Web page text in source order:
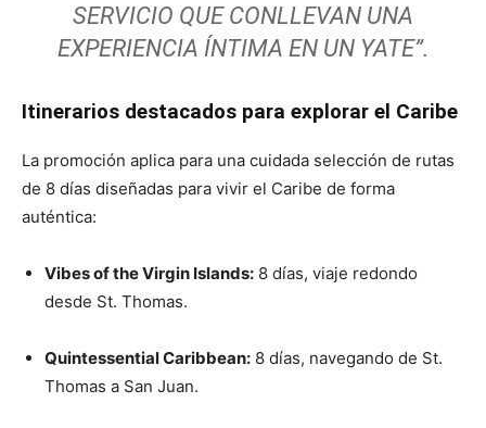
SERVICIO QUE CONLLEVAN UNA
EXPERIENCIA ÍNTIMA EN UN YATE”.
Itinerarios destacados para explorar el Caribe
La promoción aplica para una cuidada selección de rutas
de 8 días diseñadas para vivir el Caribe de forma
auténtica:
Vibes of the Virgin Islands: 8 días, viaje redondo
desde St. Thomas.
Quintessential Caribbean: 8 días, navegando de St.
Thomas a San Juan.